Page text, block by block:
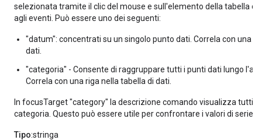
selezionata tramite il clic del mouse e sull'elemento della tabella di
agli eventi. Può essere uno dei seguenti:
"datum": concentrati su un singolo punto dati. Correla con una
dati.
"categoria" - Consente di raggruppare tutti i punti dati lungo
Correla con una riga nella tabella di dati.
In focusTarget "category" la descrizione comando visualizza tutti i
categoria. Questo può essere utile per confrontare i valori di serie
Tipo:stringa